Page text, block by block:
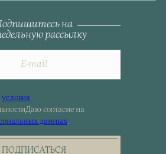
на
рассылку
условия
Даю согласие на
данных.
ПОДПИСАТЬСЯ